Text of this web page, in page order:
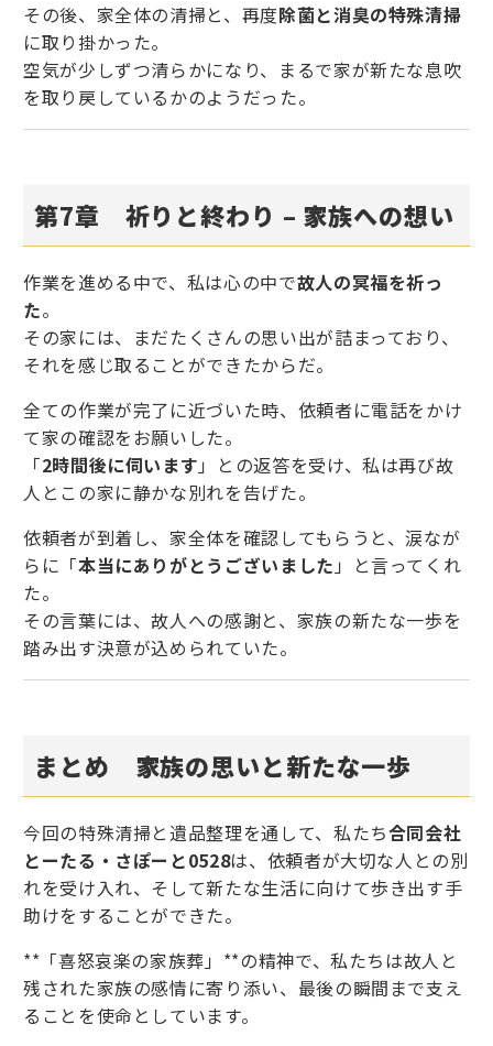
その後、家全体の清掃と、再度除菌と消臭の特殊清掃
に取り掛かった。
空気が少しずつ清らかになり、まるで家が新たな息吹
を取り戻しているかのようだった。
第7章 祈りと終わり – 家族への想い
作業を進める中で、私は心の中で故人の冥福を祈っ
た。
その家には、まだたくさんの思い出が詰まっており、
それを感じ取ることができたからだ。
全ての作業が完了に近づいた時、依頼者に電話をかけ
て家の確認をお願いした。
「2時間後に伺います 」との返答を受け、私は再び故
人とこの家に静かな別れを告げた。
依頼者が到着し、家全体を確認してもらうと、涙なが
らに「本当にありがとうございました 」と言ってくれ
た。
その言葉には、故人への感謝と、家族の新たな一歩を
踏み出す決意が込められていた。
まとめ 家族の思いと新たな一歩
今回の特殊清掃と遺品整理を通して、私たち合同会社
とーたる・さぽーと0528は、依頼者が大切な人との別
れを受け入れ、そして新たな生活に向けて歩き出す手
助けをすることができた。
**「喜怒哀楽の家族葬」**の精神で、私たちは故人と
残された家族の感情に寄り添い、最後の瞬間まで支え
ることを使命としています。